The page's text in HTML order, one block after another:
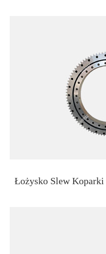
Łożysko Slew Koparki